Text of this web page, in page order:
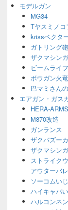
ェ
モデルガン
MG34
Tヤスミノ
krissベクタ
ガトリング砲
ザクマシン
ビームライ
ボウガン火
巴マミさん
エアガン・ガス
HERA-
M870改造
ガンランス
ザクバズーカ
ザクマシン
ストライク
アウターバ
ソーコムい
ハイキャパ
ハルコンネ